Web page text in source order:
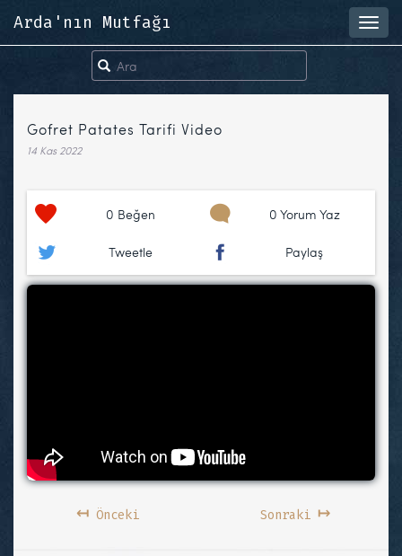
Arda'nın Mutfağı
Gofret Patates Tarifi Video
14 Kas 2022
0 Beğen 0 Yorum Yaz
Tweetle Paylaş
↤Önceki Sonraki ↦